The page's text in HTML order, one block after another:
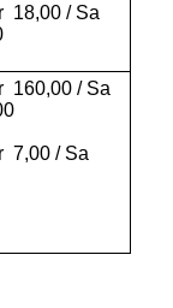
18,00 / Sa
160,00 / Sa
7,00 / Sa